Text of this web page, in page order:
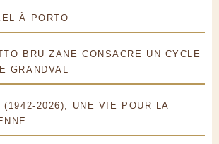
À PORTO
BRU ZANE CONSACRE UN CYCLE
GRANDVAL
2026), UNE VIE POUR LA